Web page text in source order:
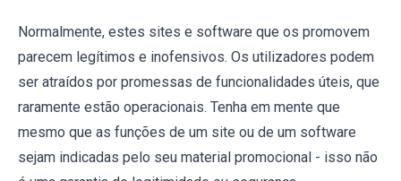
Normalmente, estes sites e software que os promovem
parecem legítimos e inofensivos. Os utilizadores podem
ser atraídos por promessas de funcionalidades úteis, que
raramente estão operacionais. Tenha em mente que
mesmo que as funções de um site ou de um software
sejam indicadas pelo seu material promocional - isso não